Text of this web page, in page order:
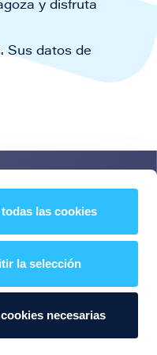
las cookies
la selección
necesarias
y disfruta
Sus datos de